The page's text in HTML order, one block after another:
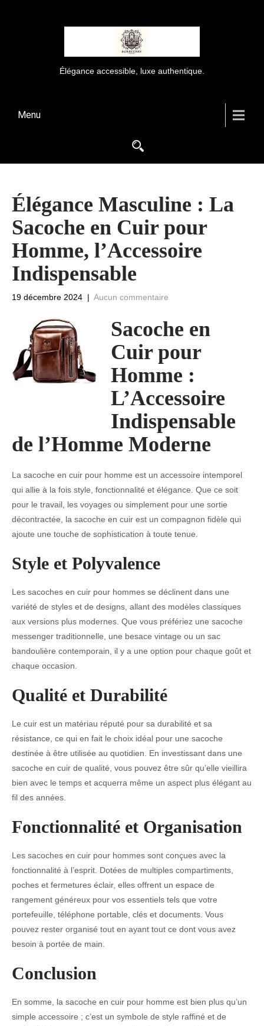
Élégance accessible, luxe authentique.
Menu
Élégance Masculine : La
Sacoche en Cuir pour
Homme, l’Accessoire
Indispensable
19 décembre 2024 | Aucun commentaire
Sacoche en
Cuir pour
Homme :
L’Accessoire
Indispensable
de l’Homme Moderne
La sacoche en cuir pour homme est un accessoire intemporel
qui allie à la fois style, fonctionnalité et élégance. Que ce soit
pour le travail, les voyages ou simplement pour une sortie
décontractée, la sacoche en cuir est un compagnon fidèle qui
ajoute une touche de sophistication à toute tenue.
Style et Polyvalence
Les sacoches en cuir pour hommes se déclinent dans une
variété de styles et de designs, allant des modèles classiques
aux versions plus modernes. Que vous préfériez une sacoche
messenger traditionnelle, une besace vintage ou un sac
bandoulière contemporain, il y a une option pour chaque goût et
chaque occasion.
Qualité et Durabilité
Le cuir est un matériau réputé pour sa durabilité et sa
résistance, ce qui en fait le choix idéal pour une sacoche
destinée à être utilisée au quotidien. En investissant dans une
sacoche en cuir de qualité, vous pouvez être sûr qu’elle vieillira
bien avec le temps et acquerra même un aspect plus élégant au
fil des années.
Fonctionnalité et Organisation
Les sacoches en cuir pour hommes sont conçues avec la
fonctionnalité à l’esprit. Dotées de multiples compartiments,
poches et fermetures éclair, elles offrent un espace de
rangement généreux pour vos essentiels tels que votre
portefeuille, téléphone portable, clés et documents. Vous
pouvez rester organisé tout en ayant tout ce dont vous avez
besoin à portée de main.
Conclusion
En somme, la sacoche en cuir pour homme est bien plus qu’un
simple accessoire ; c’est un symbole de style raffiné et de